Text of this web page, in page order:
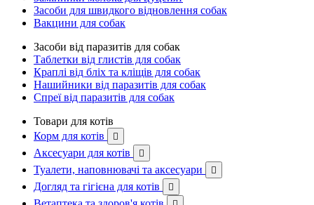
Засоби для швидкого відновлення собак
Вакцини для собак
Засоби від паразитів для собак
Таблетки від глистів для собак
Краплі від бліх та кліщів для собак
Нашийники від паразитів для собак
Спреї від паразитів для собак
Товари для котів
Корм для котів

Аксесуари для котів 
Туалети, наповнювачі та аксесуари 
Догляд та гігієна для котів 